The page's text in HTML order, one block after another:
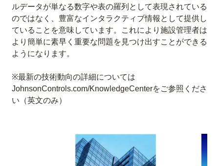
ルデータが単なる数字や表の羅列として表現されている
のではなく、豊富なインタラクティブ情報として提供し
ていることを意味しています。これにより施設管理者は
より簡単に素早く重要な問題を見つけ出すことができる
ようになります。
※最新の技術動向の詳細については
JohnsonControls.com/KnowledgeCenterをご参照くださ
い（英文のみ）